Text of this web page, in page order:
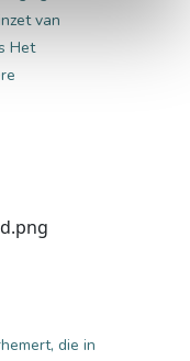
van
Het
die in